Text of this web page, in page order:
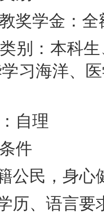
奖学金：
别：本科
习海洋、
自理
件
公民，身心
历、语言要